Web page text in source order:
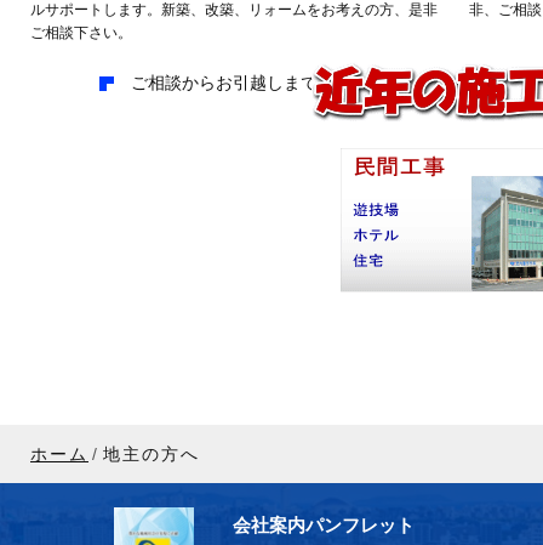
ルサポートします。新築、改築、リォームをお考えの方、是非
ご相談下さい。
ご相談からお引越しまでの流れ
非、ご相
ホーム 地主の方へ
会社案内パンフレット